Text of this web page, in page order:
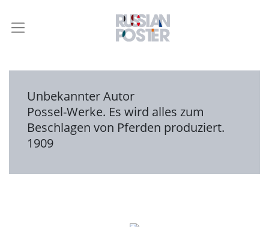
Unbekannter Autor
Possel-Werke. Es wird alles zum
Beschlagen von Pferden produziert.
1909